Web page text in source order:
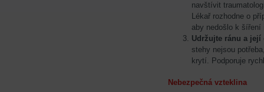
navštívit
Lékař rozhodne o
aby nedošlo k šíření
Udržujte ránu a
stehy nejsou
krytí. Podporuje
Nebezpečná vzteklina